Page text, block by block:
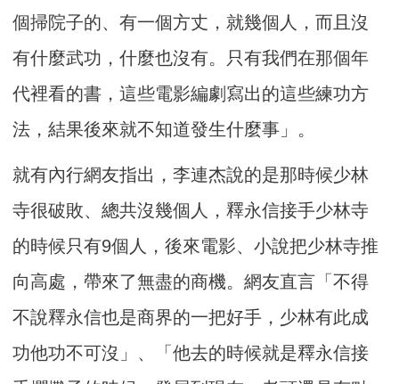
個掃院子的、有一個方丈，就幾個人，而且沒
有什麼武功，什麼也沒有。只有我們在那個年
代裡看的書，這些電影編劇寫出的這些練功方
法，結果後來就不知道發生什麼事」。
就有內行網友指出，李連杰說的是那時候少林
寺很破敗、總共沒幾個人，釋永信接手少林寺
的時候只有9個人，後來電影、小說把少林寺推
向高處，帶來了無盡的商機。網友直言「不得
不說釋永信也是商界的一把好手，少林有此成
功他功不可沒」、「他去的時候就是釋永信接